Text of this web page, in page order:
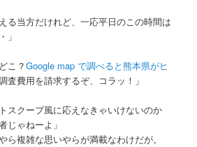
る当方だけれど、一応平日のこの時間は
」
こ？Google map で調べると熊本県がヒ
査費用を請求するぞ、コラッ！」
スクープ風に応えなきゃいけないのか
じゃねーよ」
ら複雑な思いやらが満載なわけだが。